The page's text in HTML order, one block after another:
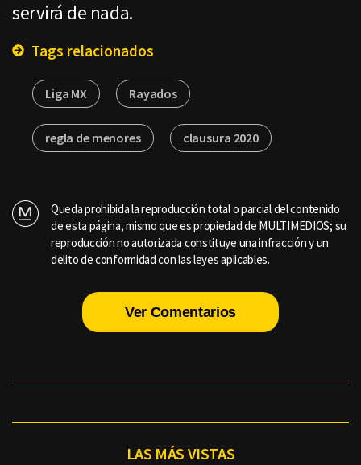
servirá de nada.
Tags relacionados
Liga MX Rayados
regla de menores clausura 2020
Queda prohibida la reproducción total o parcial del contenido
de esta página, mismo que es propiedad de MULTIMEDIOS; su
reproducción no autorizada constituye una infracción y un
delito de conformidad con las leyes aplicables.
Ver Comentarios
LAS MÁS VISTAS